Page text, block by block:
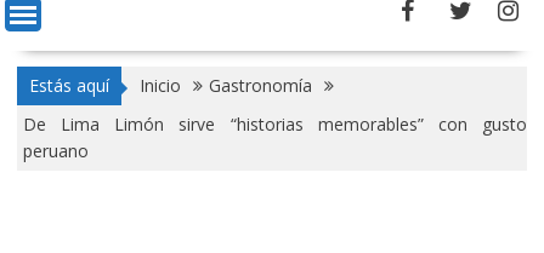
Estás aquí Inicio
Gastronomía
De Lima Limón sirve “historias memorables” con gusto
peruano